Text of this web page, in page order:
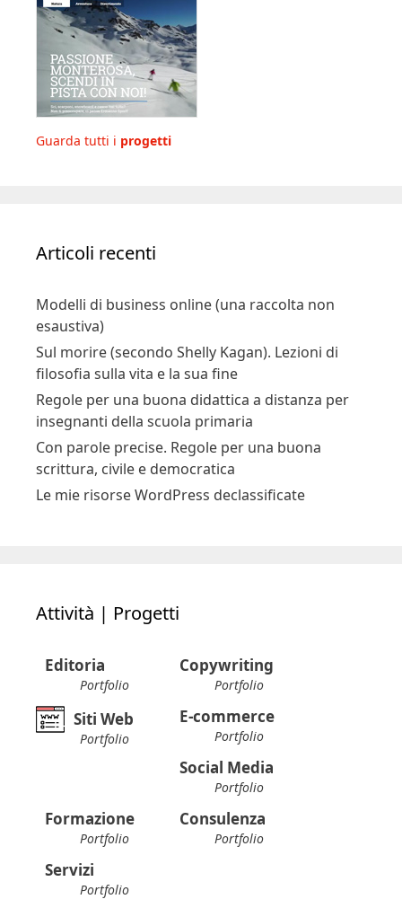
Guarda tutti i progetti
Articoli recenti
Modelli di business online (una raccolta non
esaustiva)
Sul morire (secondo Shelly Kagan). Lezioni di
filosofia sulla vita e la sua fine
Regole per una buona didattica a distanza per
insegnanti della scuola primaria
Con parole precise. Regole per una buona
scrittura, civile e democratica
Le mie risorse WordPress declassificate
Attività | Progetti
Editoria
Portfolio
Copywriting
Portfolio
Siti Web
Portfolio
E-commerce
Portfolio
Social Media
Portfolio
Formazione
Portfolio
Consulenza
Portfolio
Servizi
Portfolio